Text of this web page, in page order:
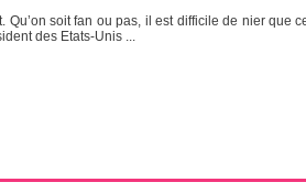
soit fan ou pas, il est difficile de nier
des Etats-Unis ...